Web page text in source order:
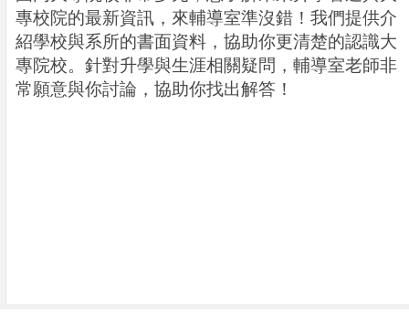
專校院的最新資訊，來輔導室準沒錯！我們提供介
紹學校與系所的書面資料，協助你更清楚的認識大
專院校。針對升學與生涯相關疑問，輔導室老師非
常願意與你討論，協助你找出解答！